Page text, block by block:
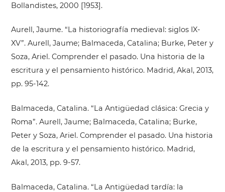
Bollandistes, 2000 [1953].
Aurell, Jaume. “La historiografía medieval: siglos IX-
XV”. Aurell, Jaume; Balmaceda, Catalina; Burke, Peter y
Soza, Ariel. Comprender el pasado. Una historia de la
escritura y el pensamiento histórico. Madrid, Akal, 2013,
pp. 95-142.
Balmaceda, Catalina. “La Antigüedad clásica: Grecia y
Roma”. Aurell, Jaume; Balmaceda, Catalina; Burke,
Peter y Soza, Ariel. Comprender el pasado. Una historia
de la escritura y el pensamiento histórico. Madrid,
Akal, 2013, pp. 9-57.
Balmaceda, Catalina. “La Antigüedad tardía: la